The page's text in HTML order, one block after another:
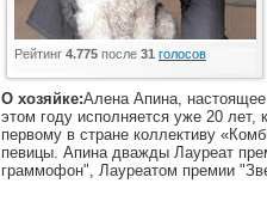
Рейтинг 4.775 после 31 голосов
О хозяйке:Алена Апина,
этом году исполняется уже 20 лет,
первому в стране коллективу
певицы. Апина дважды Лауреат
граммофон", Лауреатом премии